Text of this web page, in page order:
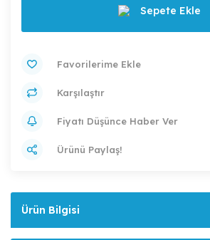
Sepete Ekle
Karşılaştır
Fiyatı Düşünce Haber Ver
Ürünü Paylaş!
Ürün Bilgisi